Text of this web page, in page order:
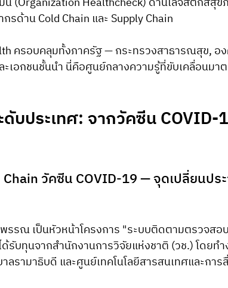
รด้าน Cold Chain และ Supply Chain
ครอบคลุมทั้งภาครัฐ — กระทรวงสาธารณสุข, อง
ะเอกชนชั้นนำ นี่คือศูนย์กลางความรู้ที่ขับเคลื่อนมา
ดับประเทศ: จากวัคซีน
วัคซีน COVID-19 — จุดเปลี่ยนป
รรณ เป็นหัวหน้าโครงการ "ระบบติดตามตรวจสอ
รับทุนจากสำนักงานการวิจัยแห่งชาติ (วช.) โดยท
รามาธิบดี และศูนย์เทคโนโลยีสารสนเทศและการ